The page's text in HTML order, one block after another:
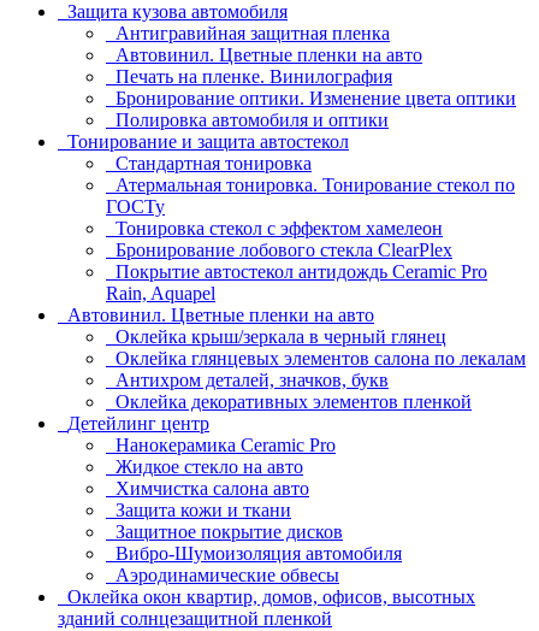
Защита кузова автомобиля
Антигравийная защитная пленка
Автовинил. Цветные пленки на авто
Печать на пленке. Винилография
Бронирование оптики. Изменение цвета оптики
Полировка автомобиля и оптики
Тонирование и защита автостекол
Стандартная тонировка
Атермальная тонировка. Тонирование стекол по
ГОСТу
Тонировка стекол с эффектом хамелеон
Бронирование лобового стекла ClearPlex
Покрытие автостекол антидождь Ceramic Pro
Rain, Aquapel
Автовинил. Цветные пленки на авто
Оклейка крыш/зеркала в черный глянец
Оклейка глянцевых элементов салона по лекалам
Антихром деталей, значков, букв
Оклейка декоративных элементов пленкой
Детейлинг центр
Нанокерамика Ceramic Pro
Жидкое стекло на авто
Химчистка салона авто
Защита кожи и ткани
Защитное покрытие дисков
Вибро-Шумоизоляция автомобиля
Аэродинамические обвесы
Оклейка окон квартир, домов, офисов, высотных
зданий солнцезащитной пленкой